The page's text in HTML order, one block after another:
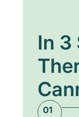
In
01